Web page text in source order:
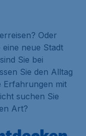
Oder
neue Stadt
Sie bei
Sie den Alltag
Erfahrungen mit
suchen Sie
Art?